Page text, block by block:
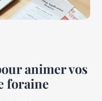
animer vos
foraine